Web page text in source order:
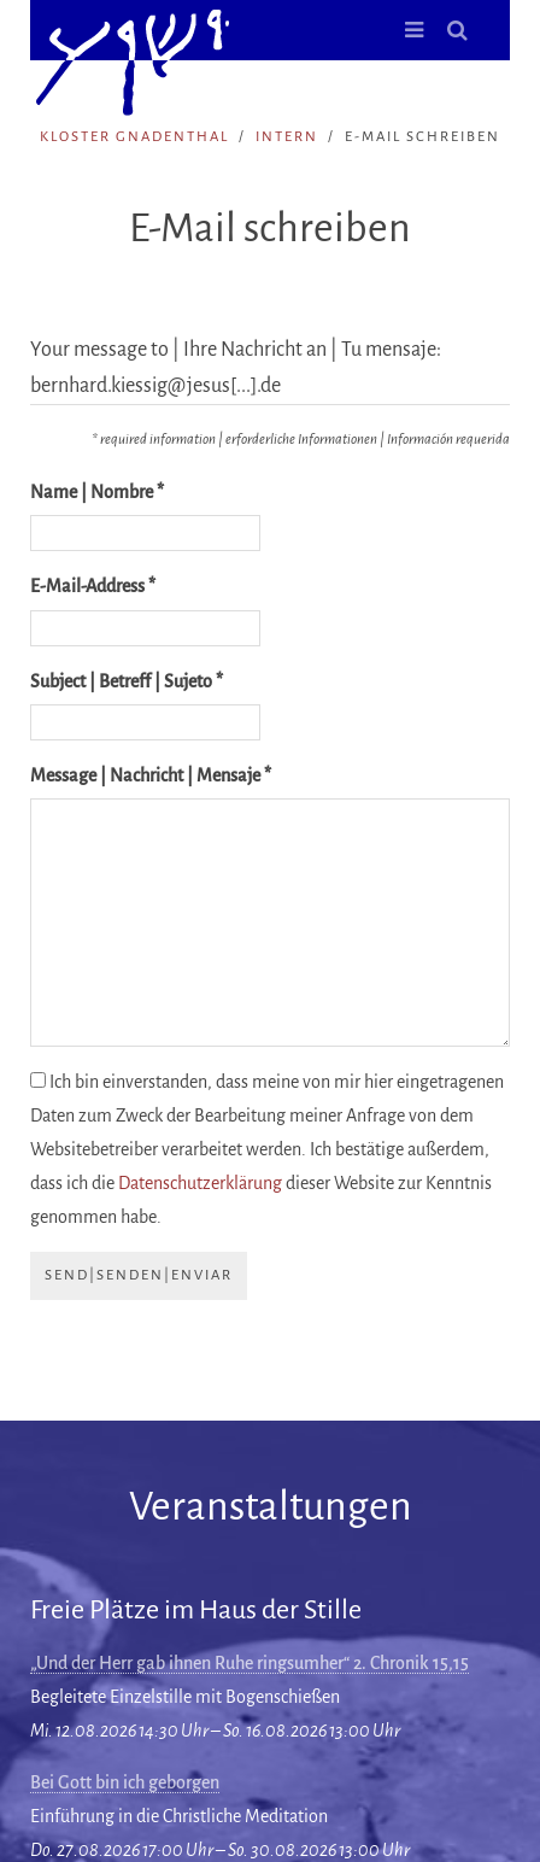
KLOSTER GNADENTHAL INTERN E-MAIL SCHREIBEN
E-Mail schreiben
Your message to | Ihre Nachricht an | Tu mensaje:
bernhard.kiessig@jesus[...].de
* required information | erforderliche Informationen | Información requerida
Name | Nombre *
E-Mail-Address *
Subject | Betreff | Sujeto *
Message | Nachricht | Mensaje *
Ich bin einverstanden, dass meine von mir hier eingetragenen
Daten zum Zweck der Bearbeitung meiner Anfrage von dem
Websitebetreiber verarbeitet werden. Ich bestätige außerdem,
dass ich die Datenschutzerklärungdieser Website zur Kenntnis
genommen habe.
SEND|SENDEN|ENVIAR
Veranstaltungen
Freie Plätze im Haus der Stille
„Und der Herr gab ihnen Ruhe ringsumher“ 2. Chronik 15,15
Begleitete Einzelstille mit Bogenschießen
Mi. 12.08.2026 14:30 Uhr – So. 16.08.2026 13:00 Uhr
Bei Gott bin ich geborgen
Einführung in die Christliche Meditation
Do. 27.08.2026 17:00 Uhr – So. 30.08.2026 13:00 Uhr